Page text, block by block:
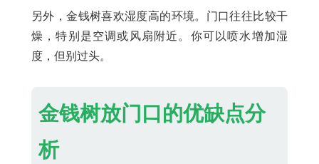
另外，金钱树喜欢湿度高的环境。门口往往比较干
燥，特别是空调或风扇附近。你可以喷水增加湿
度，但别过头。
金钱树放门口的优缺点分
析